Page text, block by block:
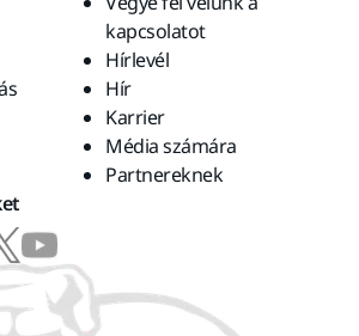
kapcsolatot
Hírlevél
Hír
Karrier
Média számára
Partnereknek